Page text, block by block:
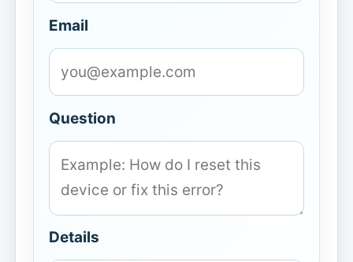
Email
Question
Details